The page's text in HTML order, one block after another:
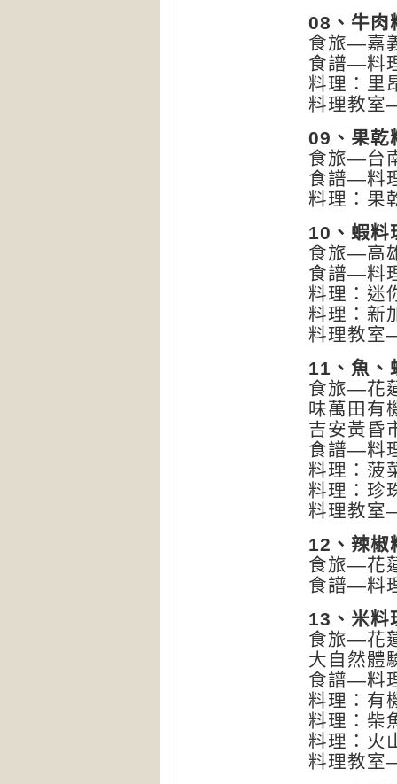
08、牛肉
食旅—嘉
食譜—料
料理：里
料理教室
09、果乾
食旅—台
食譜—料
料理：果
10、蝦料
食旅—高
食譜—料
料理：迷
料理：新
料理教室
11、魚、
食旅—花
味萬田有
吉安黃昏
食譜—料
料理：菠
料理：珍
料理教室
12、辣椒
食旅—花
食譜—料
13、米料
食旅—花
大自然體
食譜—料
料理：有
料理：柴
料理：火
料理教室